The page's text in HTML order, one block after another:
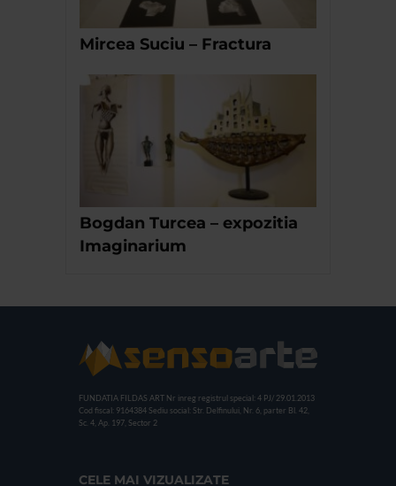
Mircea Suciu – Fractura
Bogdan Turcea – expozitia
Imaginarium
FUNDATIA FILDAS ART Nr inreg registrul special: 4 PJ/ 29.01.2013
Cod fiscal: 9164384 Sediu social: Str. Delfinului, Nr. 6, parter Bl. 42,
Sc. 4, Ap. 197, Sector 2
CELE MAI VIZUALIZATE